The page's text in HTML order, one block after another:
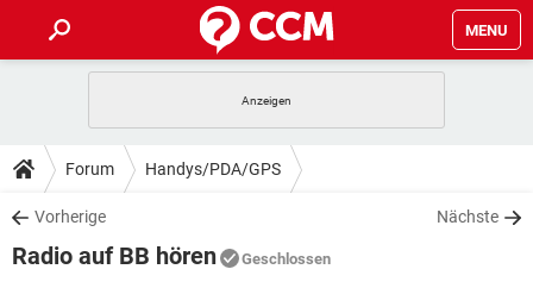
MENU
ANDROID IOS
WINDOWS 10
WHATSAPP TIKTOK
TIPPS & TRICKS
SPIELE STREAMING
DOWNLOADS
SPIELE STREAMING
Forum Handys/PDA/GPS
Vorherige Nächste
Radio auf BB hören Geschlossen